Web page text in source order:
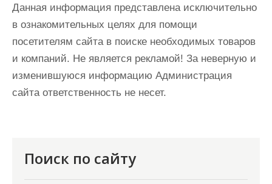
Данная информация представлена исключительно
в ознакомительных целях для помощи
посетителям сайта в поиске необходимых товаров
и компаний. Не является рекламой! За неверную и
изменившуюся информацию Администрация
сайта ответственность не несет.
Поиск по сайту